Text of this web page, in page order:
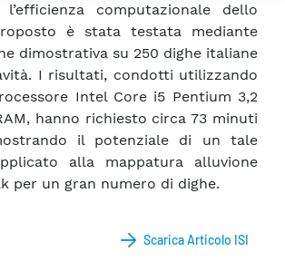
computazionale dello
è stata testata mediante
dimostrativa su 250 dighe italiane
I risultati, condotti utilizzando
Intel Core i5 Pentium 3,2
hanno richiesto circa 73 minuti
il potenziale di un tale
alla mappatura alluvione
per un gran numero di dighe.
Scarica Articolo ISI